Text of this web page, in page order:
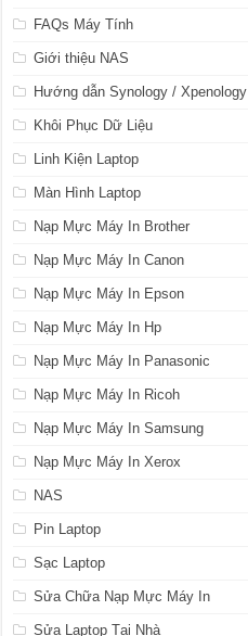
FAQs Máy Tính
Giới thiệu NAS
Hướng dẫn Synology / Xpenology
Khôi Phục Dữ Liệu
Linh Kiện Laptop
Màn Hình Laptop
Nạp Mực Máy In Brother
Nạp Mực Máy In Canon
Nạp Mực Máy In Epson
Nạp Mực Máy In Hp
Nạp Mực Máy In Panasonic
Nạp Mực Máy In Ricoh
Nạp Mực Máy In Samsung
Nạp Mực Máy In Xerox
NAS
Pin Laptop
Sạc Laptop
Sửa Chữa Nạp Mực Máy In
Sửa Laptop Tại Nhà